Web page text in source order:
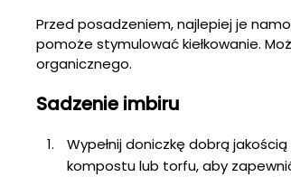
Przed posadzeniem, najlepiej je
pomoże stymulować kiełkowanie.
organicznego.
Sadzenie imbiru
Wypełnij doniczkę dobrą
kompostu lub torfu, aby